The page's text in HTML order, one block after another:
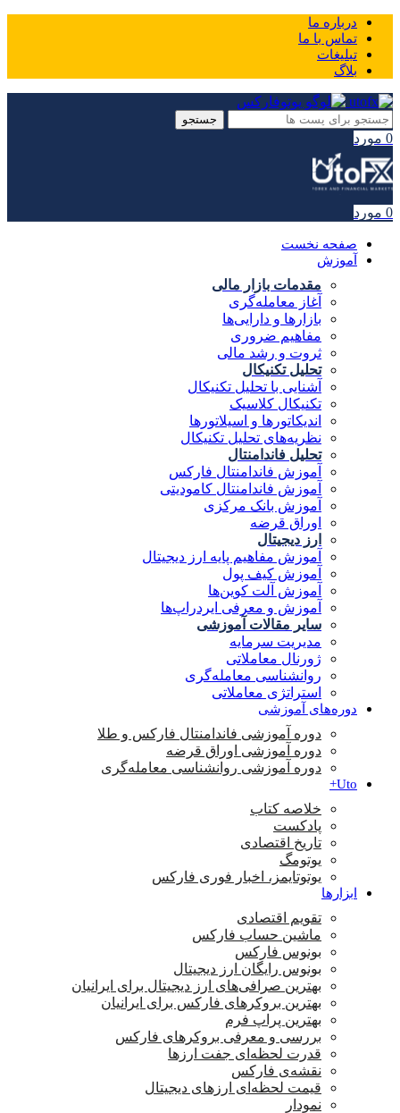
درباره ما
تماس با ما
تبلیغات
بلاگ
جستجو
0 مورد
0 مورد
صفحه نخست
آموزش
مقدمات بازار مالی
آغاز معامله‌گری
بازارها و دارایی‌ها
مفاهیم ضروری
ثروت و رشد مالی
تحلیل تکنیکال
آشنایی با تحلیل تکنیکال
تکنیکال کلاسیک
اندیکاتورها و اسیلاتورها
نظریه‌های تحلیل تکنیکال
تحلیل فاندامنتال
آموزش فاندامنتال فارکس
آموزش فاندامنتال کامودیتی
آموزش بانک مرکزی
اوراق قرضه
ارز دیجیتال
آموزش مفاهیم پایه ارز دیجیتال
آموزش کیف پول
آموزش آلت کوین‌ها
آموزش و معرفی ایردراپ‌ها
سایر مقالات آموزشی
مدیریت سرمایه
ژورنال معاملاتی
روانشناسی معامله‌گری
استراتژی معاملاتی
دوره‌های آموزشی
دوره آموزشی فاندامنتال فارکس و طلا
دوره آموزشی اوراق قرضه
دوره آموزشی روانشناسی معامله‌گری
Uto+
خلاصه کتاب
پادکست
تاریخ اقتصادی
یوتومگ
یوتوتایمز، اخبار فوری فارکس
ابزارها
تقویم اقتصادی
ماشین حساب فارکس
بونوس فارکس
بونوس رایگان ارز دیجیتال
بهترین صرافی‌های ارز دیجیتال برای ایرانیان
بهترین بروکرهای فارکس برای ایرانیان
بهترین پراپ‌ فرم
بررسی و معرفی بروکرهای فارکس
قدرت لحظه‌ای جفت ارزها
نقشه‌ی فارکس
قیمت لحظه‌ای ارزهای دیجیتال
نمودار